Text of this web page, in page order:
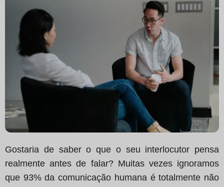
Gostaria de saber o que o seu interlocutor pensa
realmente antes de falar? Muitas vezes ignoramos
que 93% da comunicação humana é totalmente não